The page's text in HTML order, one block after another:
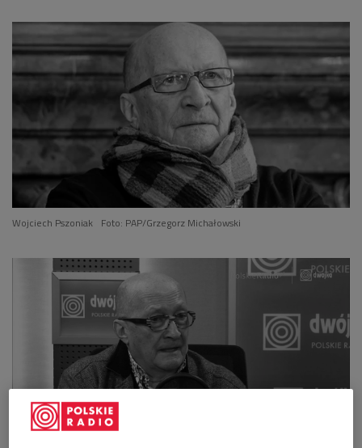
Wojciech Pszoniak Foto: PAP/Grzegorz Michałowski